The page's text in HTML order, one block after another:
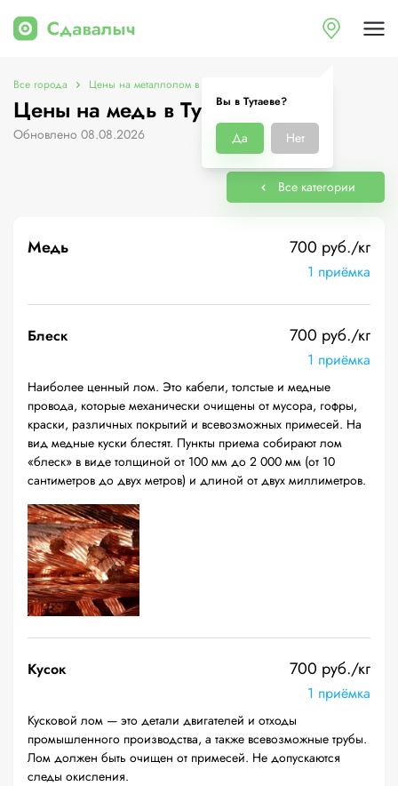
Вы в Тутаеве?
Да Нет
Все города Цены на металлолом в Тутаеве
Цены на медь в Тутаеве
Обновлено 08.08.2026
Все категории
Медь 700 руб./кг
1 приёмка
Блеск 700 руб./кг
1 приёмка
Наиболее ценный лом. Это кабели, толстые и медные
провода, которые механически очищены от мусора, гофры,
краски, различных покрытий и всевозможных примесей. На
вид медные куски блестят. Пункты приема собирают лом
«блеск» в виде толщиной от 100 мм до 2 000 мм (от 10
сантиметров до двух метров) и длиной от двух миллиметров.
Кусок 700 руб./кг
1 приёмка
Кусковой лом — это детали двигателей и отходы
промышленного производства, а также всевозможные трубы.
Лом должен быть очищен от примесей. Не допускаются
следы окисления.